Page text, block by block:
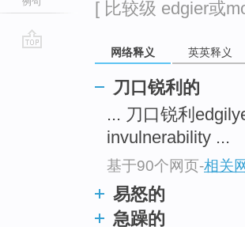
[ 比较级 edgier或
网络释义 英英释义
刀口锐利的
... 刀口锐利
invulnerability ...
基于90个网页-相关
易怒的
急躁的